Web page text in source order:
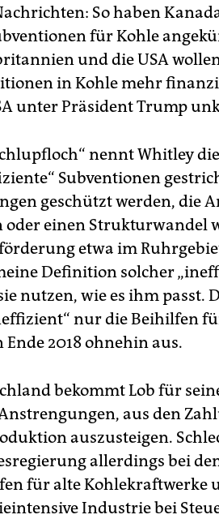
So haben
für Kohle
und die USA
in Kohle mehr
unter Präsident Trump
nennt Whitley
Subventionen
geschützt werden, die
oder einen Strukturwandel
etwa im
Definition solcher
nutzen, wie es ihm
nur die Beihilfen
Ende 2018 ohnehin aus.
bekommt Lob für
aus den
auszusteigen.
allerdings bei
für alte Kohlekraftwerke
Industrie bei